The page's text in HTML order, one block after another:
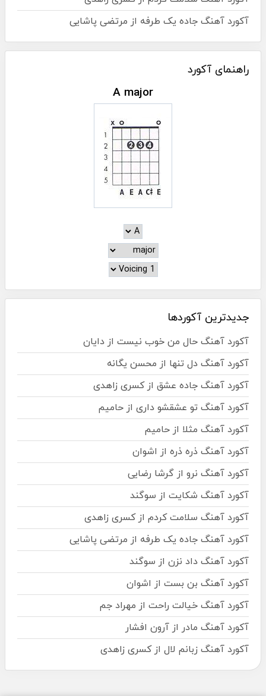
آکورد آهنگ جاده یک طرفه از مرتضی پاشایی
راهنمای آکورد
A major
جدیدترین آکوردها
آکورد آهنگ حال من خوب نیست از دایان
آکورد آهنگ دل تنها از محسن یگانه
آکورد آهنگ جاده عشق از کسری زاهدی
آکورد آهنگ تو عشقشو داری از حامیم
آکورد آهنگ مثلا از حامیم
آکورد آهنگ ذره ذره از اشوان
آکورد آهنگ نرو از گرشا رضایی
آکورد آهنگ شکایت از سوگند
آکورد آهنگ سلامت کردم از کسری زاهدی
آکورد آهنگ جاده یک طرفه از مرتضی پاشایی
آکورد آهنگ داد نزن از سوگند
آکورد آهنگ بن بست از اشوان
آکورد آهنگ خیالت راحت از مهراد جم
آکورد آهنگ مادر از آرون افشار
آکورد آهنگ زبانم لال از کسری زاهدی